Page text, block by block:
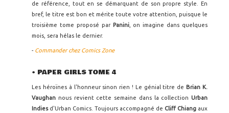
de référence, tout en se démarquant de son propre style. En
bref, le titre est bon et mérite toute votre attention, puisque le
troisième tome proposé par Panini, on imagine dans quelques
mois, sera hélas le dernier.
- Commander chez Comics Zone
• PAPER GIRLS TOME 4
Les héroïnes à l'honneur sinon rien ! Le génial titre de Brian K.
Vaughan nous revient cette semaine dans la collection Urban
Indies d'Urban Comics. Toujours accompagné de Cliff Chiang aux